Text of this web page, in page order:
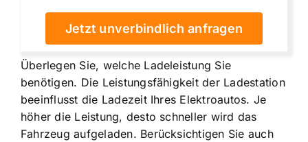
Jetzt unverbindlich anfragen
Überlegen Sie, welche Ladeleistung Sie
benötigen. Die Leistungsfähigkeit der Ladestation
beeinflusst die Ladezeit Ihres Elektroautos. Je
höher die Leistung, desto schneller wird das
Fahrzeug aufgeladen. Berücksichtigen Sie auch